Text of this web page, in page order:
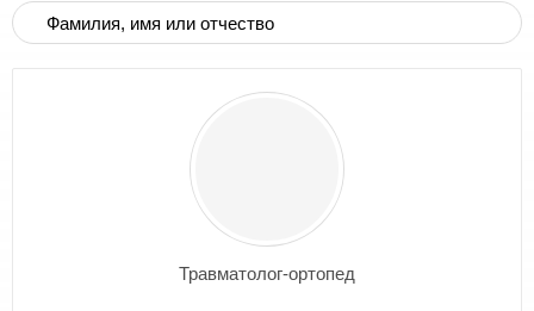
Травматолог-ортопед